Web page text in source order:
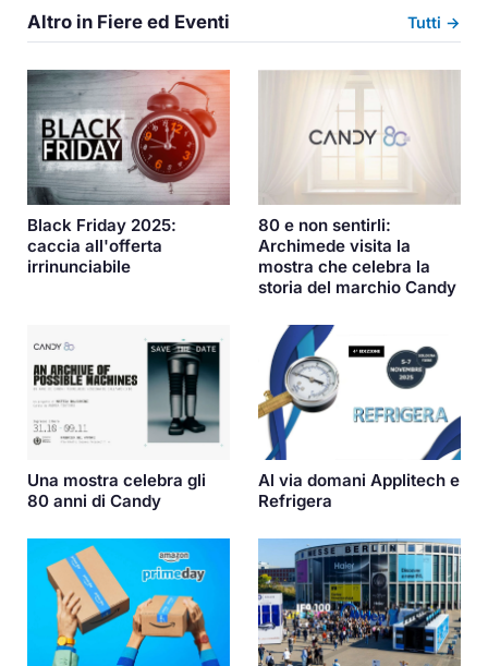
Altro in Fiere ed Eventi Tutti →
Black Friday 2025:
caccia all'offerta
irrinunciabile
80 e non sentirli:
Archimede visita la
mostra che celebra la
storia del marchio Candy
Una mostra celebra gli
80 anni di Candy
Al via domani Applitech e
Refrigera